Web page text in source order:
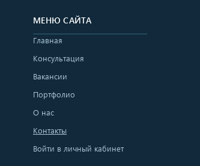
МЕНЮ САЙТА
Главная
Консультация
Вакансии
Портфолио
О нас
Контакты
Войти в личный кабинет